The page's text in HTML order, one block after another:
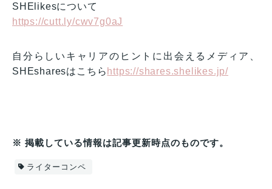
SHElikesについて
https://cutt.ly/cwv7g0aJ
自分らしいキャリアのヒントに出会えるメディア、
SHEsharesはこちら https://shares.shelikes.jp/
※ 掲載している情報は記事更新時点のものです。
ライターコンペ